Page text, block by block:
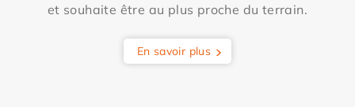
et souhaite être au plus proche du terrain.
En savoir plus